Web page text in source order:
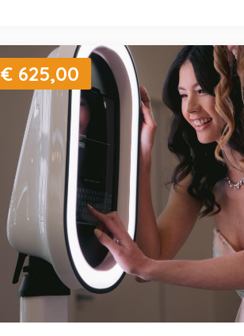
€ 625,00